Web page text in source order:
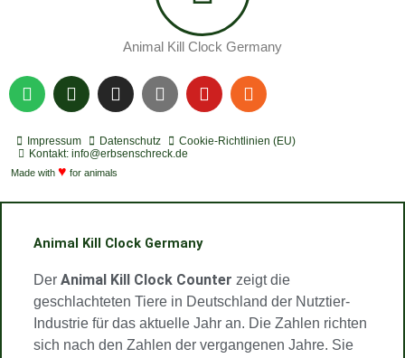
Animal Kill Clock Germany
S
p
t
i
f
P
o
c
a
s
I
n
t
a
g
a
Y
o
t
u
Y
o
t
R
s
Impressum Datenschutz
Cookie-Richtlinien (EU)
Kontakt: info@erbsenschreck.de
Made with ♥ for animals
Animal Kill Clock Germany
Der Animal Kill Clock Counter zeigt die
geschlachteten Tiere in Deutschland der Nutztier-
Industrie für das aktuelle Jahr an. Die Zahlen richten
sich nach den Zahlen der vergangenen Jahre. Sie